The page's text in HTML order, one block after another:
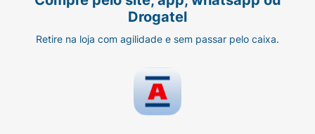
Drogatel
Retire na loja com agilidade e sem passar pelo caixa.